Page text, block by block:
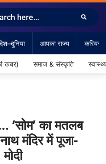
देश–दुनिया आपका राज्य करियर
खबर) समाज & संस्कृति
‘सोम’ का मतलब
मंदिर में पूजा-